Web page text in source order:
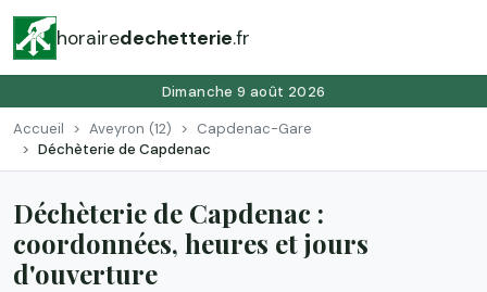
horairedechetterie.fr
Dimanche 9 août 2026
Accueil Aveyron (12)
Capdenac-Gare
Déchèterie de Capdenac
Déchèterie de Capdenac :
coordonnées, heures et jours
d'ouverture